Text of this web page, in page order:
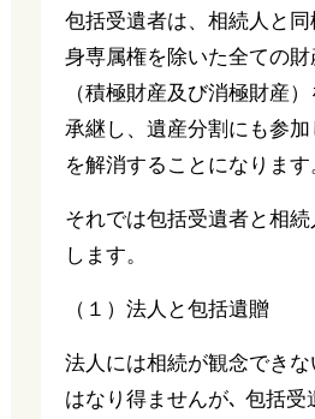
包括受遺者は、相続人と
身専属権を除いた全ての
（積極財産及び消極財産
承継し、遺産分割にも参
を解消することになります
それでは包括受遺者と相
します。
（１）法人と包括遺贈
法人には相続が観念でき
はなり得ませんが､ 包括受